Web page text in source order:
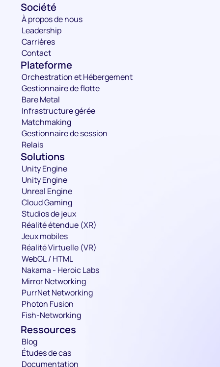
Société
À propos de nous
Leadership
Carrières
Contact
Plateforme
Orchestration et Hébergement
Gestionnaire de flotte
Bare Metal
Infrastructure gérée
Matchmaking
Gestionnaire de session
Relais
Solutions
Unity Engine
Unity Engine
Unreal Engine
Cloud Gaming
Studios de jeux
Réalité étendue (XR)
Jeux mobiles
Réalité Virtuelle (VR)
WebGL / HTML
Nakama - Heroic Labs
Mirror Networking
PurrNet Networking
Photon Fusion
Fish-Networking
Ressources
Blog
Études de cas
Documentation